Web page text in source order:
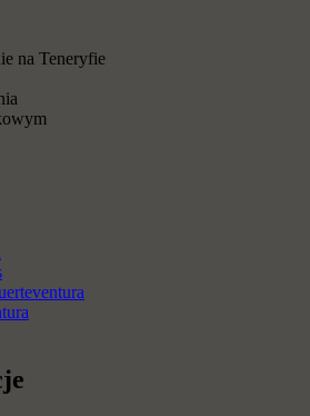
na Teneryfie